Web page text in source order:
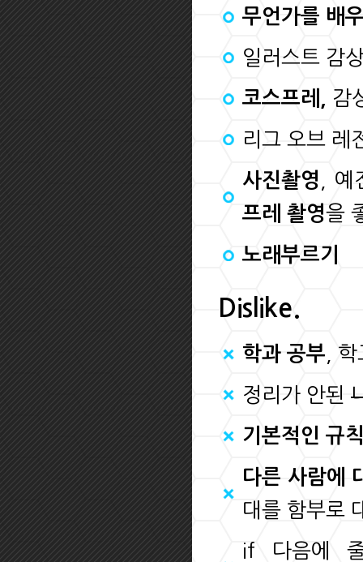
무언가를 배
일러스트 감
코스프레, 감
리그 오브 레
사진촬영 ,
프레 촬영을
노래부르기
Dislike.
학과 공부 ,
정리가 안된
기본적인 규
다른 사람에
대를 함부로
if 다음에